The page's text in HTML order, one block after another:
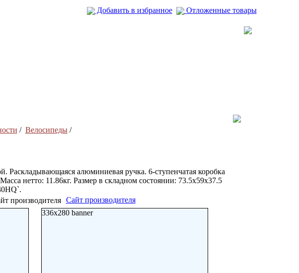
Добавить в избранное Отложенные товары
/ Велосипеды/
Раскладывающаяся алюминиевая ручка. 6-ступенчатая коробка
нетто: 11.86кг. Размер в складном состоянии: 73.5х59х37.5
Сайт производителя
336x280 banner